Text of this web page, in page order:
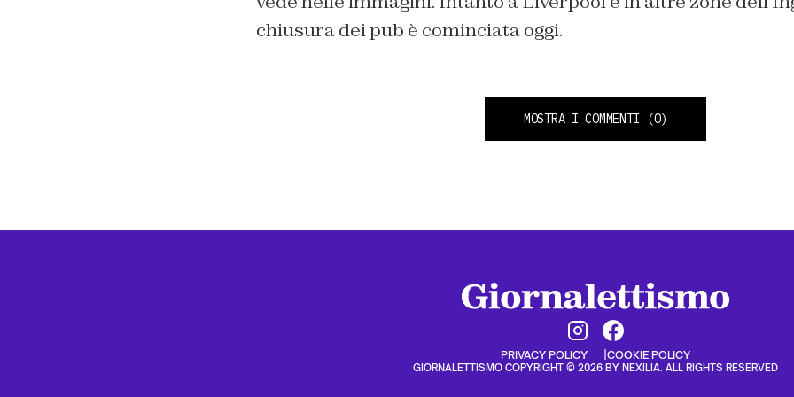
chiusura dei pub è cominciata oggi.
MOSTRA I COMMENTI (0)
PRIVACY POLICY COOKIE POLICY
GIORNALETTISMO COPYRIGHT © 2026 BY NEXILIA. ALL RIGHTS RESERVED